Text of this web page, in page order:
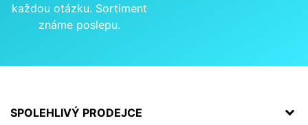
každou otázku. Sortiment
známe poslepu.
SPOLEHLIVÝ PRODEJCE